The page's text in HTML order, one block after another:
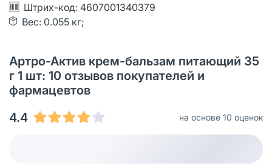
Штрих-код: 4607001340379
Вес: 0.055 кг;
Артро-Актив крем-бальзам питающий 35
г 1 шт: 10 отзывов покупателей и
фармацевтов
4.4
на основе 10 оценок